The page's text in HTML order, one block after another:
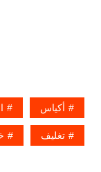
أكياس
تغليف